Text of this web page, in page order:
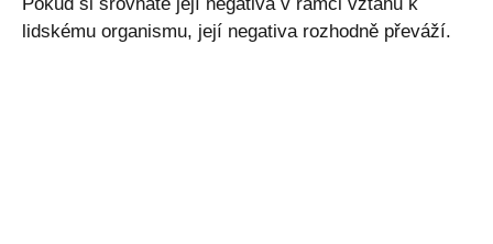
lidskému organismu, její negativa rozhodně převáží.